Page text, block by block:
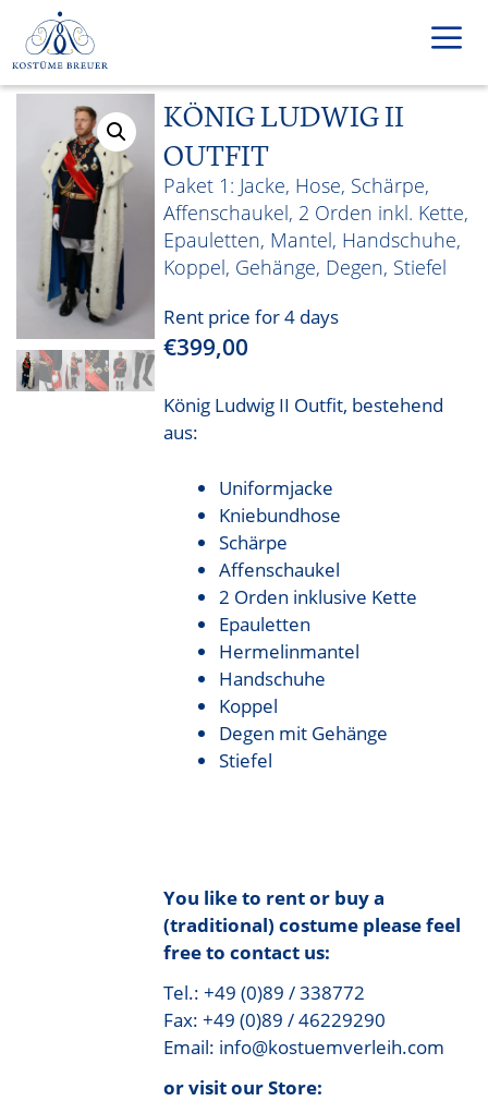
content
KÖNIG LUDWIG II
OUTFIT
Jacke, Hose, Schärpe,
Affenschaukel, 2 Orden inkl. Kette,
Epauletten, Mantel, Handschuhe,
Koppel, Gehänge, Degen, Stiefel
Rent price for 4 days
€399,00
König Ludwig II Outfit, bestehend
aus:
Uniformjacke
Kniebundhose
Schärpe
Affenschaukel
2 Orden inklusive Kette
Epauletten
Hermelinmantel
Handschuhe
Koppel
Degen mit Gehänge
Stiefel
You like to rent or buy a
(traditional) costume please feel
free to contact us:
Tel.: +49 (0)89 / 338772
Fax: +49 (0)89 / 46229290
Email: info@kostuemverleih.com
or visit our Store: